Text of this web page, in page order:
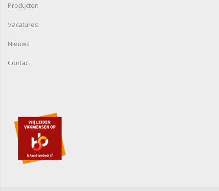
Producten
Vacatures
Nieuws
Contact